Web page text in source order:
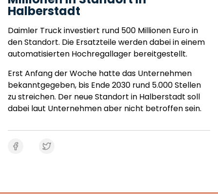
Halberstadt
Daimler Truck investiert rund 500 Millionen Euro in
den Standort. Die Ersatzteile werden dabei in einem
automatisierten Hochregallager bereitgestellt.
Erst Anfang der Woche hatte das Unternehmen
bekanntgegeben, bis Ende 2030 rund 5.000 Stellen
zu streichen. Der neue Standort in Halberstadt soll
dabei laut Unternehmen aber nicht betroffen sein.